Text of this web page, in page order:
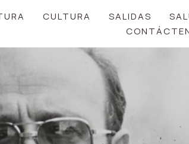
CULTURA SALIDAS